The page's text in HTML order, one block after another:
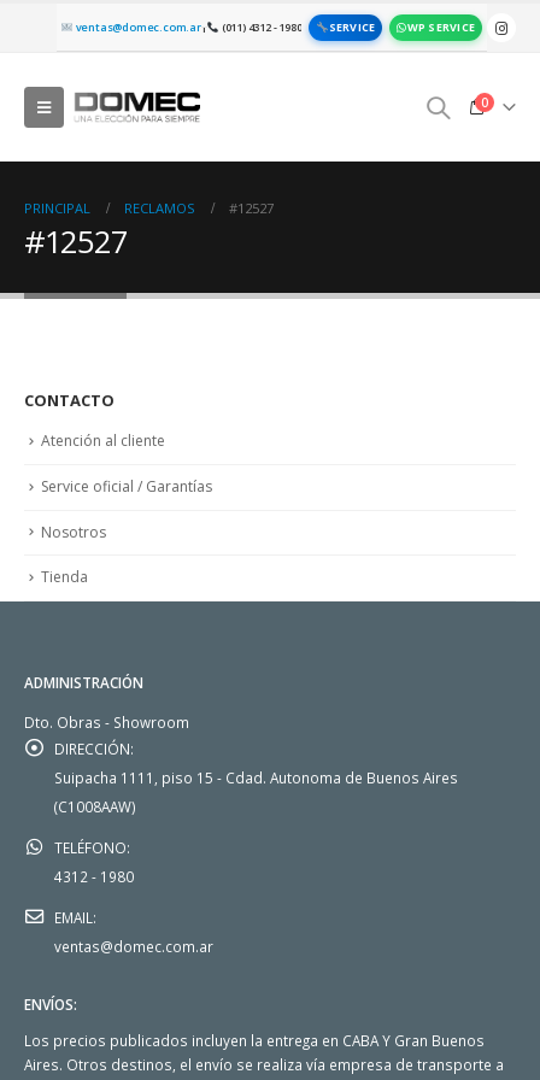
ventas@domec.com.ar| (011) 4312 - 1980 SERVICE WP SERVICE
0
PRINCIPAL RECLAMOS #12527
#12527
CONTACTO
Atención al cliente
Service oficial / Garantías
Nosotros
Tienda
ADMINISTRACIÓN
Dto. Obras - Showroom
DIRECCIÓN:
Suipacha 1111, piso 15 - Cdad. Autonoma de Buenos Aires
(C1008AAW)
TELÉFONO:
4312 - 1980
EMAIL:
ventas@domec.com.ar
ENVÍOS:
Los precios publicados incluyen la entrega en CABA Y Gran Buenos
Aires. Otros destinos, el envío se realiza vía empresa de transporte a